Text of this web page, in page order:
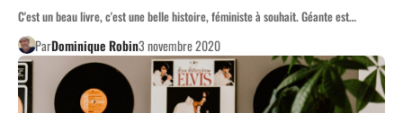
C'est un beau livre, c'est une belle histoire, féministe à souhait. Géante est…
ParDominique Robin3 novembre 2020